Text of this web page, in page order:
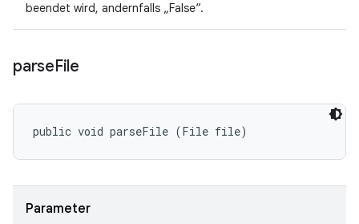
beendet wird, andernfalls „False“.
parseFile
public void parseFile (File file)
Parameter